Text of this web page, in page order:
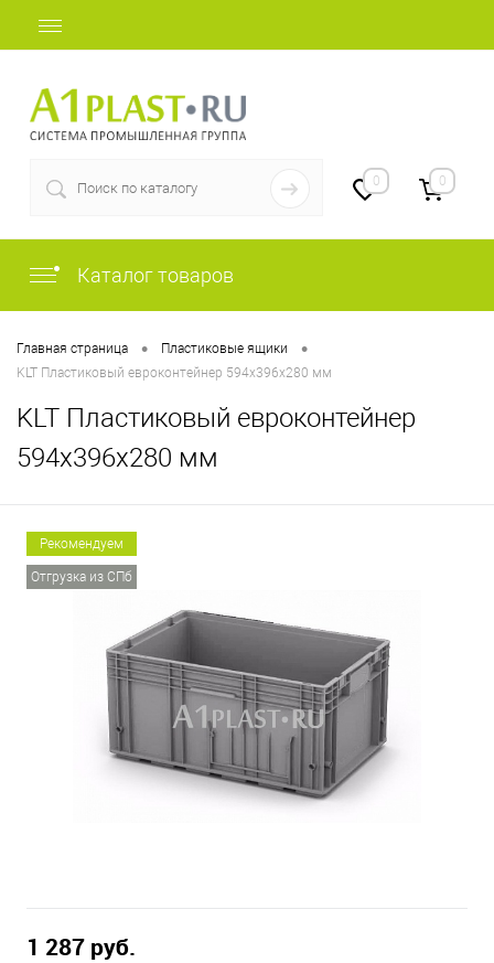
0 0
Каталог товаров
Главная страница • Пластиковые ящики •
KLT Пластиковый евроконтейнер 594х396х280 мм
KLT Пластиковый евроконтейнер
594х396х280 мм
Рекомендуем
Отгрузка из СПб
1 287 руб.